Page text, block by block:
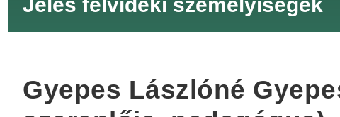
Gyepes Lászlóné